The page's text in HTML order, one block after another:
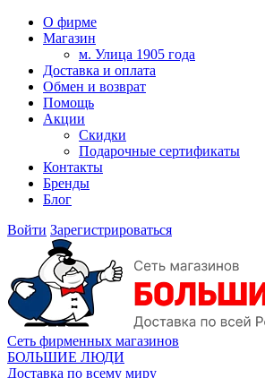
О фирме
Магазин
м. Улица 1905 года
Доставка и оплата
Обмен и возврат
Помощь
Акции
Скидки
Подарочные сертификаты
Контакты
Бренды
Блог
Войти Зарегистрироваться
Сеть фирменных магазинов
БОЛЬШИЕ ЛЮДИ
Доставка по всему миру